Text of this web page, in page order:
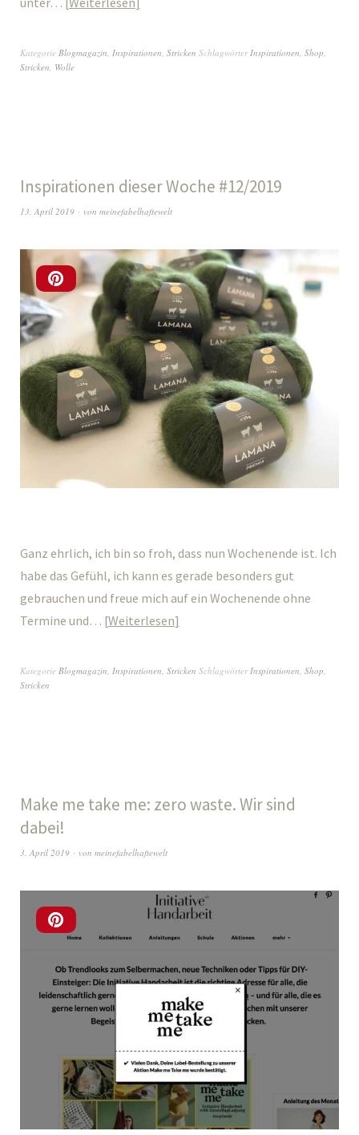
Kategorie Blogmagazin Inspirationen Stricken Schlagwörter Inspirationen Shop
Stricken Wolle
Inspirationen dieser Woche #12/2019
13. April 2019 von meinefabelhaftewelt
Ganz ehrlich, ich bin so froh, dass nun Wochenende ist. Ich
habe das Gefühl, ich kann es gerade besonders gut
gebrauchen und freue mich auf ein Wochenende ohne
Termine und… Weiterlesen
Kategorie Blogmagazin Inspirationen Stricken Schlagwörter Inspirationen Shop
Stricken
Make me take me: zero waste. Wir sind
dabei!
3. April 2019 von meinefabelhaftewelt